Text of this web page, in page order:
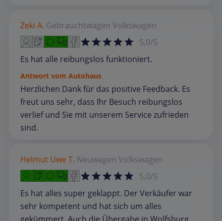
Zeki A. Gebrauchtwagen Volkswagen
5,0/5
Es hat alle reibungslos funktioniert.
Antwort vom Autohaus
Herzlichen Dank für das positive Feedback. Es
freut uns sehr, dass Ihr Besuch reibungslos
verlief und Sie mit unserem Service zufrieden
sind.
Helmut Uwe T. Neuwagen Volkswagen
5,0/5
Es hat alles super geklappt. Der Verkäufer war
sehr kompetent und hat sich um alles